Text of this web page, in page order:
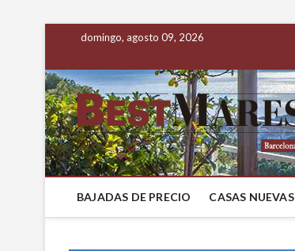
domingo, agosto 09, 2026
BAJADAS DE PRECIO CASAS NUEVAS